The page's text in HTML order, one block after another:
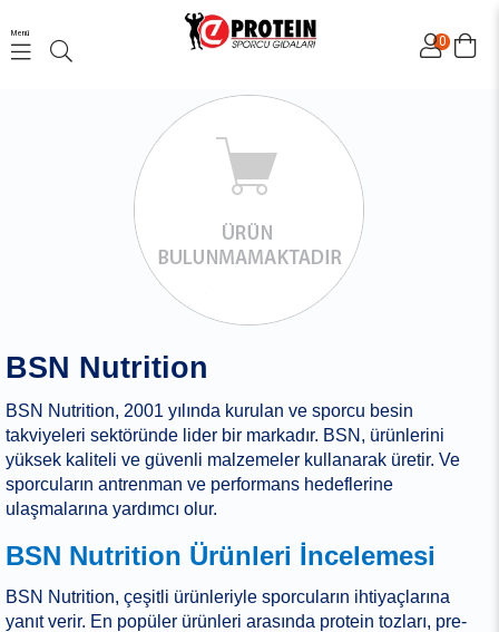
0
Menü
BSN Nutrition
BSN Nutrition, 2001 yılında kurulan ve sporcu besin
takviyeleri sektöründe lider bir markadır. BSN, ürünlerini
yüksek kaliteli ve güvenli malzemeler kullanarak üretir. Ve
sporcuların antrenman ve performans hedeflerine
ulaşmalarına yardımcı olur.
BSN Nutrition Ürünleri İncelemesi
BSN Nutrition, çeşitli ürünleriyle sporcuların ihtiyaçlarına
yanıt verir. En popüler ürünleri arasında protein tozları, pre-